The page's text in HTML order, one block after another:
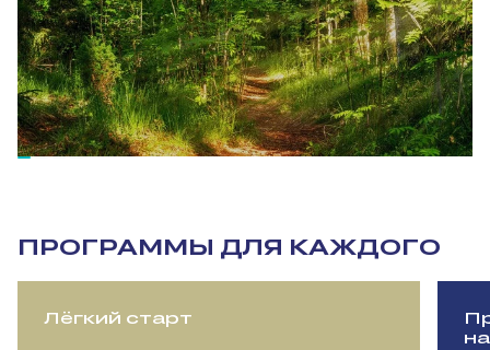
ПРОГРАММЫ ДЛЯ КАЖДОГО
Лёгкий старт